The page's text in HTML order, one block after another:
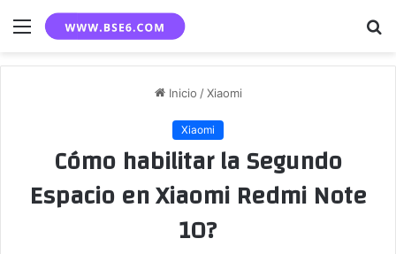
Menú
Inicio / Xiaomi
Xiaomi
Cómo habilitar la Segundo
Espacio en Xiaomi Redmi Note
10?